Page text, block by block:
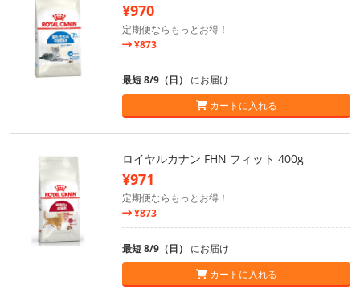
¥970
定期便ならもっとお得！
¥873
最短 8/9（日） にお届け
カートに入れる
ロイヤルカナン FHN フィット 400g
¥971
定期便ならもっとお得！
¥873
最短 8/9（日） にお届け
カートに入れる